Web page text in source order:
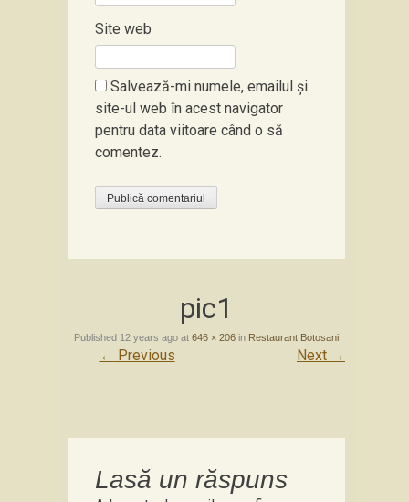
Site web
Salvează-mi numele, emailul și
site-ul web în acest navigator
pentru data viitoare când o să
comentez.
pic1
Published 12 years ago at 646 × 206 in Restaurant Botosani
← Previous Next →
Lasă un răspuns